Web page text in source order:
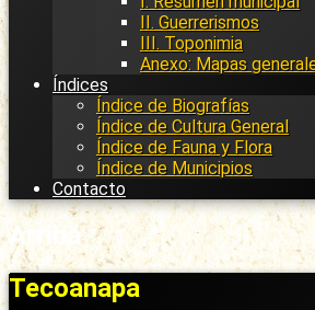
II. Guerrerismos
III. Toponimia
Anexo: Mapas
Índices
Índice de Biografías
Índice de Cultura General
Índice de Fauna y Flora
Índice de Municipios
Contacto
Arriba
Tecoanapa